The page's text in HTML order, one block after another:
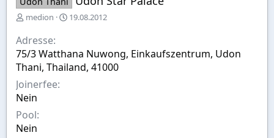
E
s
t
e
l
l
t
v
o
n
medion
A
w
a
h
19.08.2012
Adresse
75/3 Watthana Nuwong, Einkaufszentrum, Udon
Thani, Thailand, 41000
Joinerfee
Nein
Pool
Nein